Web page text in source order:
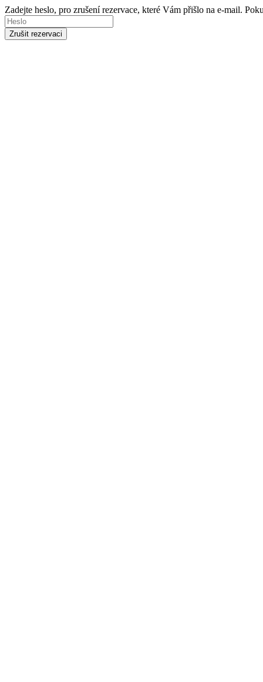
Zadejte heslo, pro zrušení rezervace, které Vám přišlo na e-mail.
Zrušit rezervaci